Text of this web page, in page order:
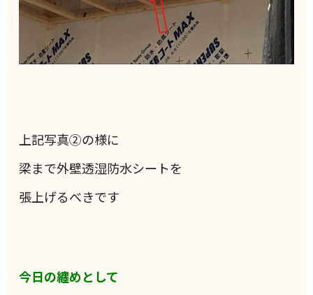
上記写真②の様に
梁まで外壁透湿防水シートを
張上げるべきです
今日の纏めとして